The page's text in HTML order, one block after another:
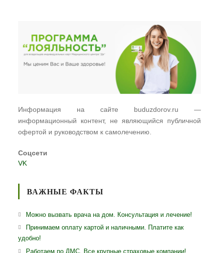
Информация на сайте buduzdorov.ru —
информационный контент, не являющийся публичной
офертой и руководством к самолечению.
Соцсети
VK
ВАЖНЫЕ ФАКТЫ
Можно вызвать врача на дом. Консультация и лечение!
Принимаем оплату картой и наличными. Платите как
удобно!
Работаем по ДМС. Все крупные страховые компании!